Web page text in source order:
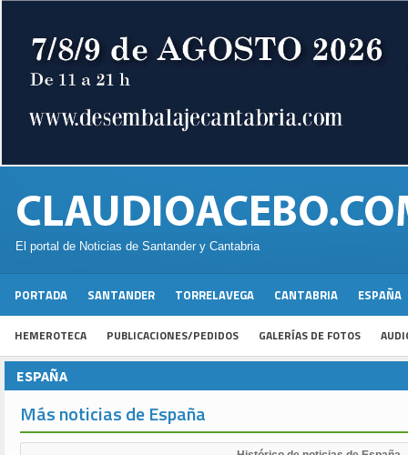
El portal de Noticias de Santander y Cantabria
PORTADA SANTANDER TORRELAVEGA CANTABRIA ESPAÑA
HEMEROTECA PUBLICACIONES/PEDIDOS GALERÍAS DE FOTOS
ESPAÑA
Más noticias de España